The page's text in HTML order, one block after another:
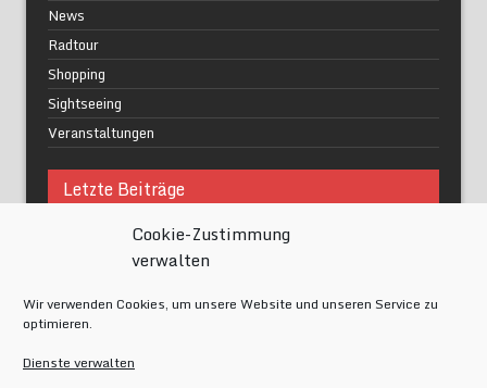
Cookie-Zustimmung
verwalten
Wir verwenden Cookies, um unsere Website und unseren Service zu
optimieren.
Dienste verwalten
News
Radtour
Shopping
Sightseeing
Veranstaltungen
Letzte Beiträge
Was macht urbane Lebensqualität wirklich aus?
Grüne Oasen in Berlin
Festival of Lights Berlin 2024
Gesund schlafen im modernen Alltag